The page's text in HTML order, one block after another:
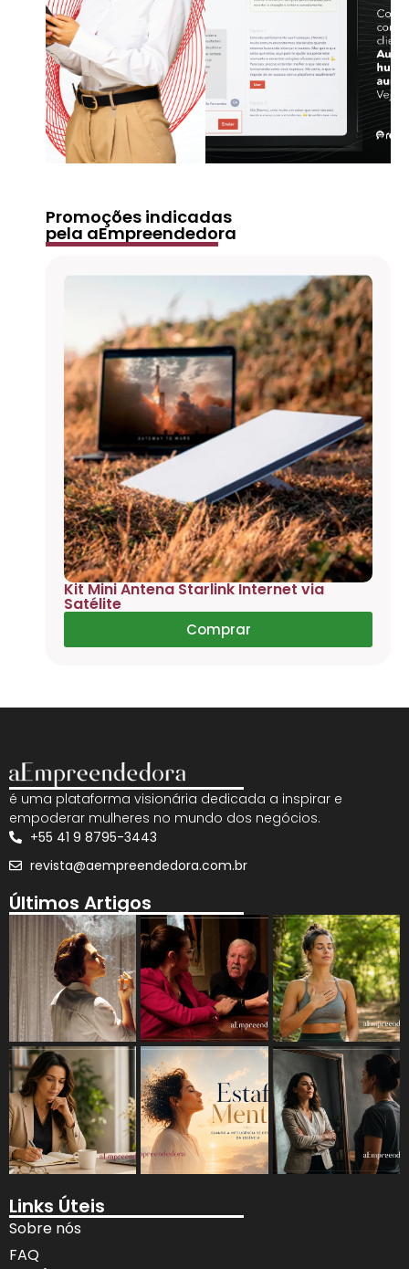
Promoções indicadas
pela aEmpreendedora
Kit Mini Antena Starlink Internet via
Satélite
Comprar
é uma plataforma visionária dedicada a inspirar e
empoderar mulheres no mundo dos negócios.
+55 41 9 8795-3443
revista@aempreendedora.com.br
Últimos Artigos
Links Úteis
Sobre nós
FAQ